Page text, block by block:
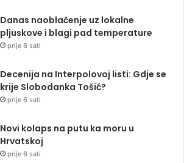
Danas naoblačenje uz lokalne
pljuskove i blagi pad temperature
prije 6 sati
Decenija na Interpolovoj listi: Gdje se
krije Slobodanka Tošić?
prije 6 sati
Novi kolaps na putu ka moru u
Hrvatskoj
prije 6 sati